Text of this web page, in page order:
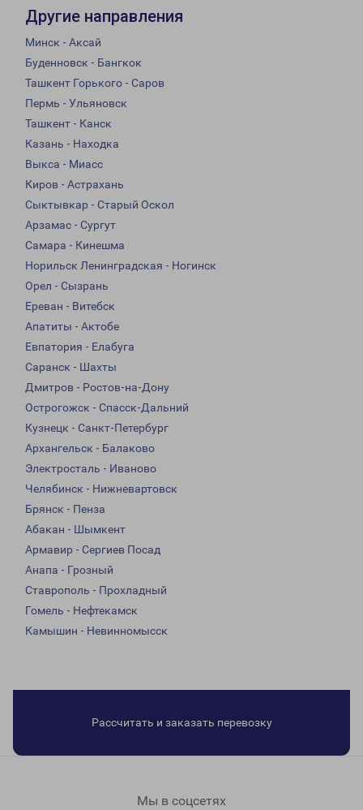
Другие направления
Минск - Аксай
Буденновск - Бангкок
Ташкент Горького - Саров
Пермь - Ульяновск
Ташкент - Канск
Казань - Находка
Выкса - Миасс
Киров - Астрахань
Сыктывкар - Старый Оскол
Арзамас - Сургут
Самара - Кинешма
Норильск Ленинградская - Ногинск
Орел - Сызрань
Ереван - Витебск
Апатиты - Актобе
Евпатория - Елабуга
Саранск - Шахты
Дмитров - Ростов-на-Дону
Острогожск - Спасск-Дальний
Кузнецк - Санкт-Петербург
Архангельск - Балаково
Электросталь - Иваново
Челябинск - Нижневартовск
Брянск - Пенза
Абакан - Шымкент
Армавир - Сергиев Посад
Анапа - Грозный
Ставрополь - Прохладный
Гомель - Нефтекамск
Камышин - Невинномысск
Рассчитать и заказать перевозку
Мы в соцсетях